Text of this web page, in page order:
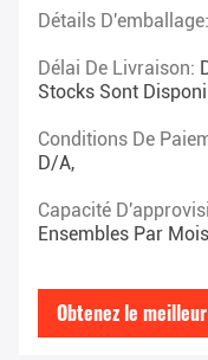
Détails D'emballage:
Délai De Livraison:
Stocks Sont
Conditions De
D/A,
Capacité
Ensembles Par Mois
Obtenez le